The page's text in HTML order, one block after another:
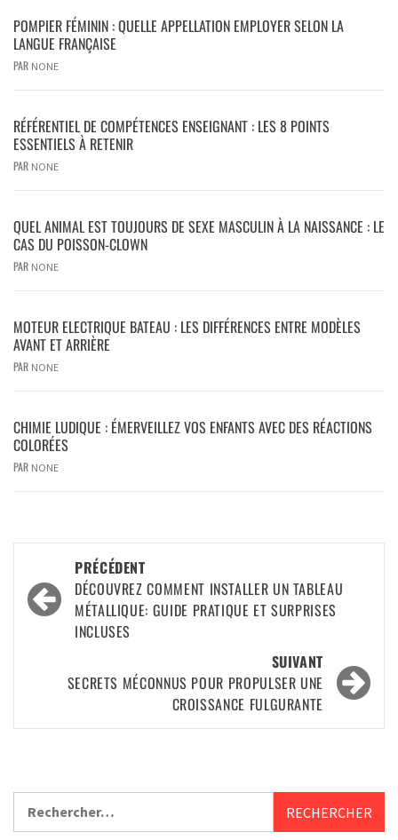
POMPIER FÉMININ : QUELLE APPELLATION EMPLOYER SELON LA
LANGUE FRANÇAISE
PAR NONE
RÉFÉRENTIEL DE COMPÉTENCES ENSEIGNANT : LES 8 POINTS
ESSENTIELS À RETENIR
PAR NONE
QUEL ANIMAL EST TOUJOURS DE SEXE MASCULIN À LA NAISSANCE : LE
CAS DU POISSON-CLOWN
PAR NONE
MOTEUR ELECTRIQUE BATEAU : LES DIFFÉRENCES ENTRE MODÈLES
AVANT ET ARRIÈRE
PAR NONE
CHIMIE LUDIQUE : ÉMERVEILLEZ VOS ENFANTS AVEC DES RÉACTIONS
COLORÉES
PAR NONE
PRÉCÉDENT
DÉCOUVREZ COMMENT INSTALLER UN TABLEAU
MÉTALLIQUE: GUIDE PRATIQUE ET SURPRISES
INCLUSES
SUIVANT
SECRETS MÉCONNUS POUR PROPULSER UNE
CROISSANCE FULGURANTE